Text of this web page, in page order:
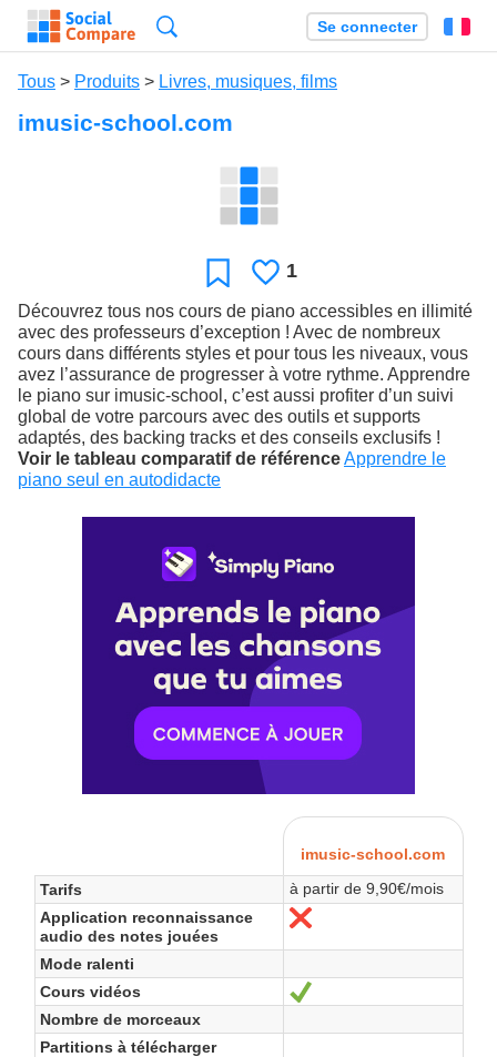
Se connecter
Tous > Produits > Livres, musiques, films
imusic-school.com
Favori J'aime
1
Découvrez tous nos cours de piano accessibles en illimité
avec des professeurs d’exception ! Avec de nombreux
cours dans différents styles et pour tous les niveaux, vous
avez l’assurance de progresser à votre rythme. Apprendre
le piano sur imusic-school, c’est aussi profiter d’un suivi
global de votre parcours avec des outils et supports
adaptés, des backing tracks et des conseils exclusifs !
Voir le tableau comparatif de référenceApprendre le
piano seul en autodidacte
imusic-school.com
Tarifs
à partir de 9,90€/mois
Application reconnaissance
audio des notes jouées
Non
Mode ralenti
Cours vidéos
Oui
Nombre de morceaux
Partitions à télécharger